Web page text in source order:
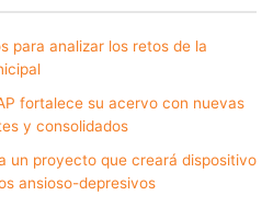
para analizar los retos de la
fortalece su acervo con nuevas
y consolidados
un proyecto que creará dispositivo
ansioso-depresivos